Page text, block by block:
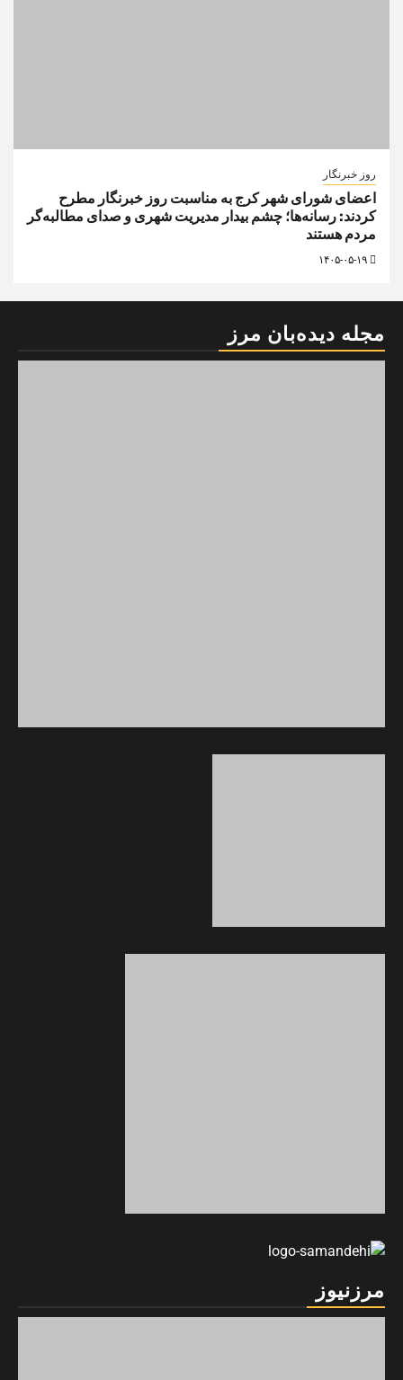
روز خبرنگار
اعضای شورای شهر کرج به مناسبت روز خبرنگار مطرح
کردند: رسانه‌ها؛ چشم بیدار مدیریت شهری و صدای مطالبه‌گر
مردم هستند
مجله دیده‌بان مرز
مرزنیوز